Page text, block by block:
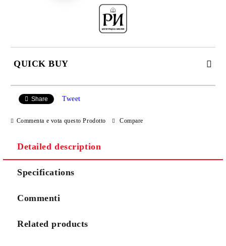
QUICK BUY
I agree to Privacy Policy
We will contact you to finalize the order
Share Tweet
Commenta e vota questo Prodotto Compare
Detailed description
Specifications
Commenti
Related products